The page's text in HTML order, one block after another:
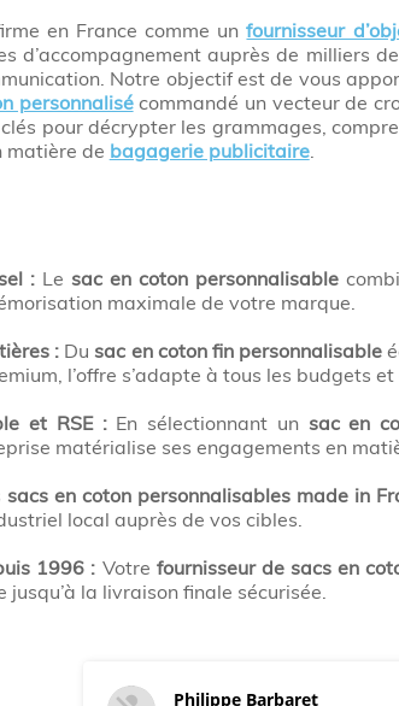
en France comme unfournisseur
d’accompagnement auprès de milliers
Notre objectif est de vous
personnalisécommandé un vecteur de
pour décrypter les grammages,
matière de bagagerie publicitaire.
:Le sac en coton personnalisable
maximale de votre marque.
: Du sac en coton fin personnalisable
l’offre s’adapte à tous les budgets
et RSE :En sélectionnant un sac en
matérialise ses engagements en
sacs en coton personnalisables made in
local auprès de vos cibles.
1996 : Votre fournisseur de sacs en
la livraison finale sécurisée.
Philippe Barbaret